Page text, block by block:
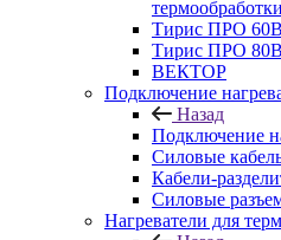
термообработки
Тирис ПРО 60В
Тирис ПРО 80В
ВЕКТОР
Подключение
Назад
Подключение
Силовые
Кабели-
Силовые
Нагреватели для